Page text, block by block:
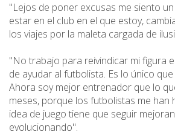
"Lejos de poner excusas me siento
estar en el club en el que estoy,
los viajes por la maleta cargada de
"No trabajo para reivindicar mi figura
de ayudar al futbolista. Es lo único
Ahora soy mejor entrenador que lo
meses, porque los futbolistas me han
idea de juego tiene que seguir
evolucionando".